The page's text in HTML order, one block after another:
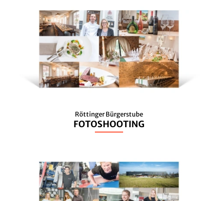
Röttinger Bürgerstube
FOTOSHOOTING